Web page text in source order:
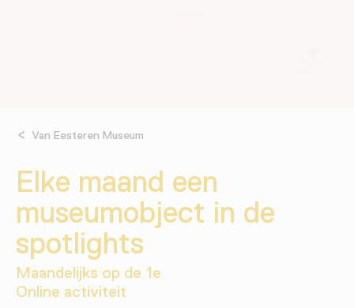
Van Eesteren Museum
Elke maand een
museumobject in de
spotlights
Maandelijks op de 1e
Online activiteit